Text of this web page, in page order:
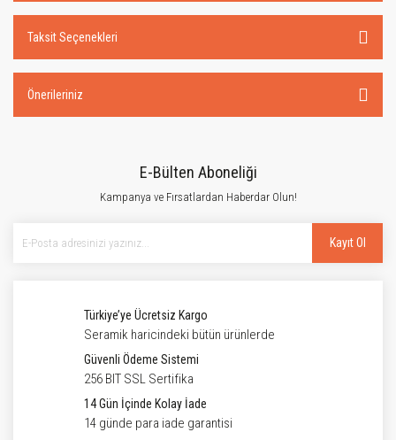
Taksit Seçenekleri
Önerileriniz
E-Bülten Aboneliği
Kampanya ve Fırsatlardan Haberdar Olun!
Kayıt Ol
Türkiye’ye Ücretsiz Kargo
Seramik haricindeki bütün ürünlerde
Güvenli Ödeme Sistemi
256 BIT SSL Sertifika
14 Gün İçinde Kolay İade
14 günde para iade garantisi